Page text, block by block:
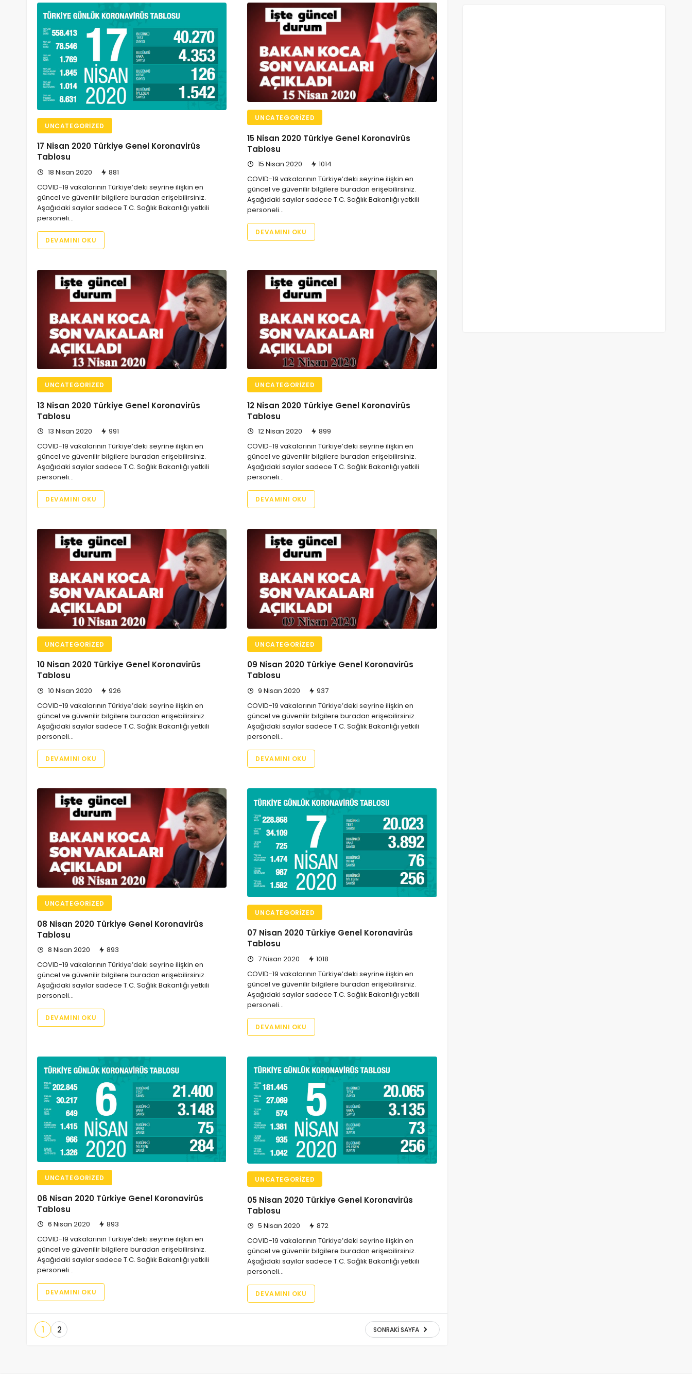
UNCATEGORIZED
17 Nisan 2020 Türkiye Genel Koronavirüs
Tablosu
18 Nisan 2020
881
COVID-19 vakalarının Türkiye’deki seyrine ilişkin en
güncel ve güvenilir bilgilere buradan erişebilirsiniz.
Aşağıdaki sayılar sadece T.C. Sağlık Bakanlığı yetkili
personeli…
DEVAMINI OKU
UNCATEGORIZED
15 Nisan 2020 Türkiye Genel Koronavirüs
Tablosu
15 Nisan 2020
1014
COVID-19 vakalarının Türkiye’deki seyrine ilişkin en
güncel ve güvenilir bilgilere buradan erişebilirsiniz.
Aşağıdaki sayılar sadece T.C. Sağlık Bakanlığı yetkili
personeli…
DEVAMINI OKU
UNCATEGORIZED
13 Nisan 2020 Türkiye Genel Koronavirüs
Tablosu
13 Nisan 2020
991
COVID-19 vakalarının Türkiye’deki seyrine ilişkin en
güncel ve güvenilir bilgilere buradan erişebilirsiniz.
Aşağıdaki sayılar sadece T.C. Sağlık Bakanlığı yetkili
personeli…
DEVAMINI OKU
UNCATEGORIZED
12 Nisan 2020 Türkiye Genel Koronavirüs
Tablosu
12 Nisan 2020
899
COVID-19 vakalarının Türkiye’deki seyrine ilişkin en
güncel ve güvenilir bilgilere buradan erişebilirsiniz.
Aşağıdaki sayılar sadece T.C. Sağlık Bakanlığı yetkili
personeli…
DEVAMINI OKU
UNCATEGORIZED
10 Nisan 2020 Türkiye Genel Koronavirüs
Tablosu
10 Nisan 2020
926
COVID-19 vakalarının Türkiye’deki seyrine ilişkin en
güncel ve güvenilir bilgilere buradan erişebilirsiniz.
Aşağıdaki sayılar sadece T.C. Sağlık Bakanlığı yetkili
personeli…
DEVAMINI OKU
UNCATEGORIZED
09 Nisan 2020 Türkiye Genel Koronavirüs
Tablosu
9 Nisan 2020
937
COVID-19 vakalarının Türkiye’deki seyrine ilişkin en
güncel ve güvenilir bilgilere buradan erişebilirsiniz.
Aşağıdaki sayılar sadece T.C. Sağlık Bakanlığı yetkili
personeli…
DEVAMINI OKU
UNCATEGORIZED
08 Nisan 2020 Türkiye Genel Koronavirüs
Tablosu
8 Nisan 2020
893
COVID-19 vakalarının Türkiye’deki seyrine ilişkin en
güncel ve güvenilir bilgilere buradan erişebilirsiniz.
Aşağıdaki sayılar sadece T.C. Sağlık Bakanlığı yetkili
personeli…
DEVAMINI OKU
UNCATEGORIZED
07 Nisan 2020 Türkiye Genel Koronavirüs
Tablosu
7 Nisan 2020
1018
COVID-19 vakalarının Türkiye’deki seyrine ilişkin en
güncel ve güvenilir bilgilere buradan erişebilirsiniz.
Aşağıdaki sayılar sadece T.C. Sağlık Bakanlığı yetkili
personeli…
DEVAMINI OKU
UNCATEGORIZED
06 Nisan 2020 Türkiye Genel Koronavirüs
Tablosu
6 Nisan 2020
893
COVID-19 vakalarının Türkiye’deki seyrine ilişkin en
güncel ve güvenilir bilgilere buradan erişebilirsiniz.
Aşağıdaki sayılar sadece T.C. Sağlık Bakanlığı yetkili
personeli…
DEVAMINI OKU
UNCATEGORIZED
05 Nisan 2020 Türkiye Genel Koronavirüs
Tablosu
5 Nisan 2020
872
COVID-19 vakalarının Türkiye’deki seyrine ilişkin en
güncel ve güvenilir bilgilere buradan erişebilirsiniz.
Aşağıdaki sayılar sadece T.C. Sağlık Bakanlığı yetkili
personeli…
DEVAMINI OKU
1 2 SONRAKI SAYFA